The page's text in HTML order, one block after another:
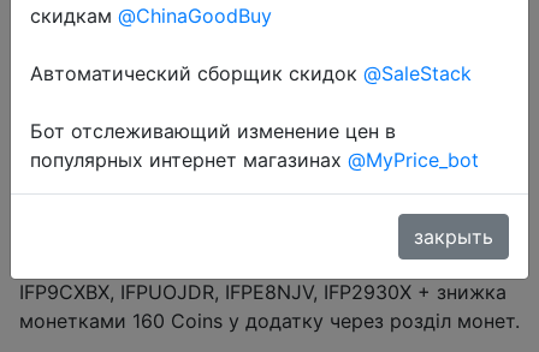
Купон продавця $30 (промокод 36D45Y) +
промокод на вибір $20/$139 (14.39%) → IFP9P6CK,
IFP9CXBX, IFPUOJDR, IFPE8NJV, IFP2930X + знижка
монетками 160 Coins у додатку через розділ монет.
скидкам @ChinaGoodBuy
Автоматический сборщик скидок @SaleStack
Бот отслеживающий изменение цен в
популярных интернет магазинах @MyPrice_bot
закрыть